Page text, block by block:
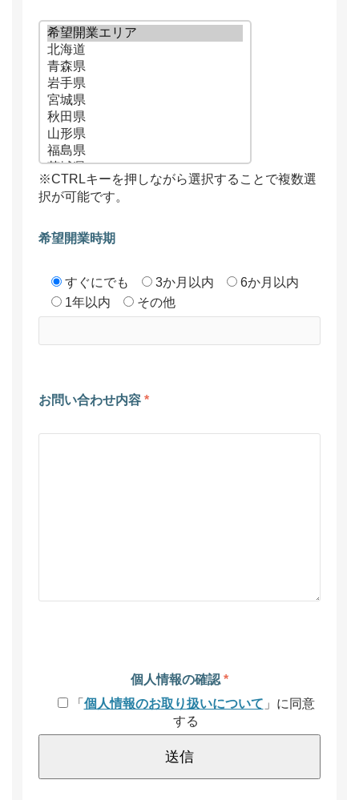
※CTRLキーを押しながら選択することで複数選
択が可能です。
希望開業時期
すぐにでも 3か月以内
6か月以内
1年以内
その他
お問い合わせ内容 *
個人情報の確認 *
「 個人情報のお取り扱いについて 」に同意
する